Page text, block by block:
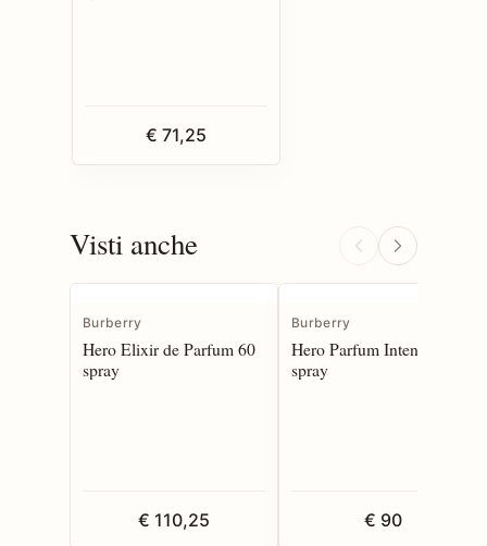
€ 71,25
Visti anche
Burberry
Hero Elixir de Parfum 60
spray
€ 110,25
Burberry
Hero Parfum Intense 50
spray
€ 90